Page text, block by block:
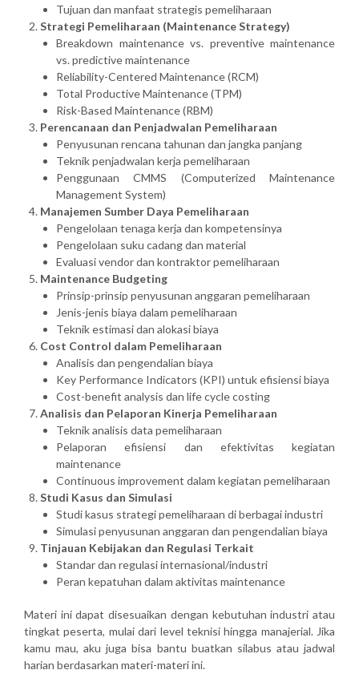
Tujuan dan manfaat strategis pemeliharaan
Strategi Pemeliharaan (Maintenance Strategy)
Breakdown maintenance vs. preventive maintenance
vs. predictive maintenance
Reliability-Centered Maintenance (RCM)
Total Productive Maintenance (TPM)
Risk-Based Maintenance (RBM)
Perencanaan dan Penjadwalan Pemeliharaan
Penyusunan rencana tahunan dan jangka panjang
Teknik penjadwalan kerja pemeliharaan
Penggunaan CMMS (Computerized Maintenance
Management System)
Manajemen Sumber Daya Pemeliharaan
Pengelolaan tenaga kerja dan kompetensinya
Pengelolaan suku cadang dan material
Evaluasi vendor dan kontraktor pemeliharaan
Maintenance Budgeting
Prinsip-prinsip penyusunan anggaran pemeliharaan
Jenis-jenis biaya dalam pemeliharaan
Teknik estimasi dan alokasi biaya
Cost Control dalam Pemeliharaan
Analisis dan pengendalian biaya
Key Performance Indicators (KPI) untuk efisiensi biaya
Cost-benefit analysis dan life cycle costing
Analisis dan Pelaporan Kinerja Pemeliharaan
Teknik analisis data pemeliharaan
Pelaporan efisiensi dan efektivitas kegiatan
maintenance
Continuous improvement dalam kegiatan pemeliharaan
Studi Kasus dan Simulasi
Studi kasus strategi pemeliharaan di berbagai industri
Simulasi penyusunan anggaran dan pengendalian biaya
Tinjauan Kebijakan dan Regulasi Terkait
Standar dan regulasi internasional/industri
Peran kepatuhan dalam aktivitas maintenance
Materi ini dapat disesuaikan dengan kebutuhan industri atau
tingkat peserta, mulai dari level teknisi hingga manajerial. Jika
kamu mau, aku juga bisa bantu buatkan silabus atau jadwal
harian berdasarkan materi-materi ini.